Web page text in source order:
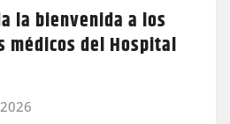
la bienvenida a los
médicos del Hospital